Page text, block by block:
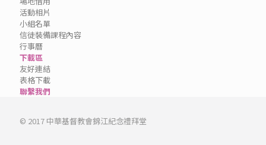
活動相片
小組名單
信徒裝備課程內容
行事曆
下載區
友好連結
表格下載
聯繫我們
© 2017 中華基督教會錦江紀念禮拜堂